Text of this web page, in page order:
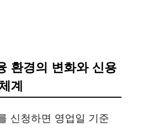
환경의 변화와 신용
계
신청하면 영업일 기준